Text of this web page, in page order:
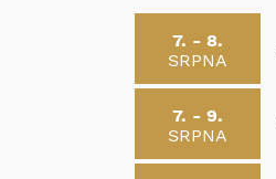
7. - 8.
SRPNA
7. - 9.
SRPNA